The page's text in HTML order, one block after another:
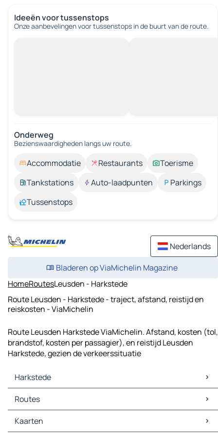
Ideeën voor tussenstops
Onze aanbevelingen voor tussenstops in de buurt van de route.
Onderweg
Bezienswaardigheden langs uw route.
Accommodatie Restaurants
Toerisme
Tankstations
Auto-laadpunten
Parkings
Tussenstops
Nederlands
Bladeren op ViaMichelin Magazine
HomeRoutesLeusden - Harkstede
Route Leusden - Harkstede - traject, afstand, reistijd en
reiskosten - ViaMichelin
Route Leusden Harkstede ViaMichelin. Afstand, kosten (tol,
brandstof, kosten per passagier), en reistijd Leusden
Harkstede, gezien de verkeerssituatie
Harkstede
Harkstede Kaarten
Harkstede Verkeer
Harkstede Hotels
Harkstede Restaurants
Routes
Routes Harkstede - Groningen
Routes Harkstede - Hoogezand
Kaarten